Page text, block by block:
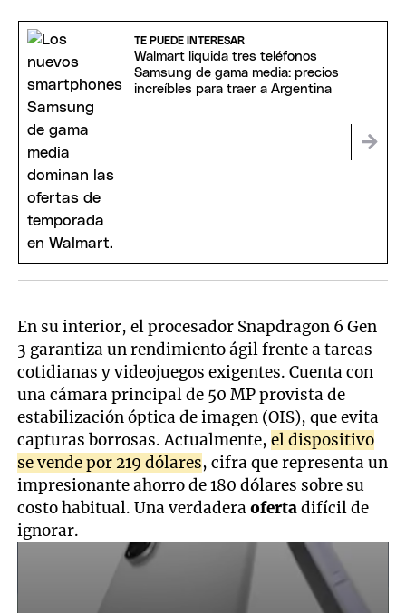
TE PUEDE INTERESAR
Walmart liquida tres teléfonos
Samsung de gama media: precios
increíbles para traer a Argentina
En su interior, el procesador Snapdragon 6 Gen
3 garantiza un rendimiento ágil frente a tareas
cotidianas y videojuegos exigentes. Cuenta con
una cámara principal de 50 MP provista de
estabilización óptica de imagen (OIS), que evita
capturas borrosas. Actualmente,el dispositivo
se vende por 219 dólares, cifra que representa un
impresionante ahorro de 180 dólares sobre su
costo habitual. Una verdaderaofertadifícil de
ignorar.